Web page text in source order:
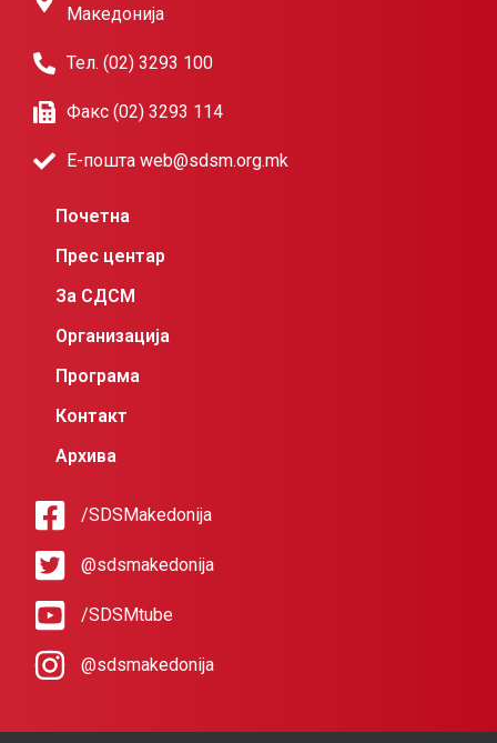
Македонија
Тел. (02) 3293 100
Факс (02) 3293 114
Е-пошта web@sdsm.org.mk
Почетна
Прес центар
За СДСМ
Организација
Програма
Контакт
Архива
/SDSMakedonija
@sdsmakedonija
/SDSMtube
@sdsmakedonija